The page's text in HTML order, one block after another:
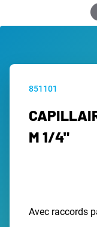
851101
M 1/4"
Avec raccords